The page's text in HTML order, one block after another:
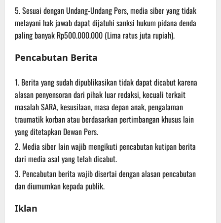
Sesuai dengan Undang-Undang Pers, media siber yang tidak
melayani hak jawab dapat dijatuhi sanksi hukum pidana denda
paling banyak Rp500.000.000 (Lima ratus juta rupiah).
Pencabutan Berita
Berita yang sudah dipublikasikan tidak dapat dicabut karena
alasan penyensoran dari pihak luar redaksi, kecuali terkait
masalah SARA, kesusilaan, masa depan anak, pengalaman
traumatik korban atau berdasarkan pertimbangan khusus lain
yang ditetapkan Dewan Pers.
Media siber lain wajib mengikuti pencabutan kutipan berita
dari media asal yang telah dicabut.
Pencabutan berita wajib disertai dengan alasan pencabutan
dan diumumkan kepada publik.
Iklan